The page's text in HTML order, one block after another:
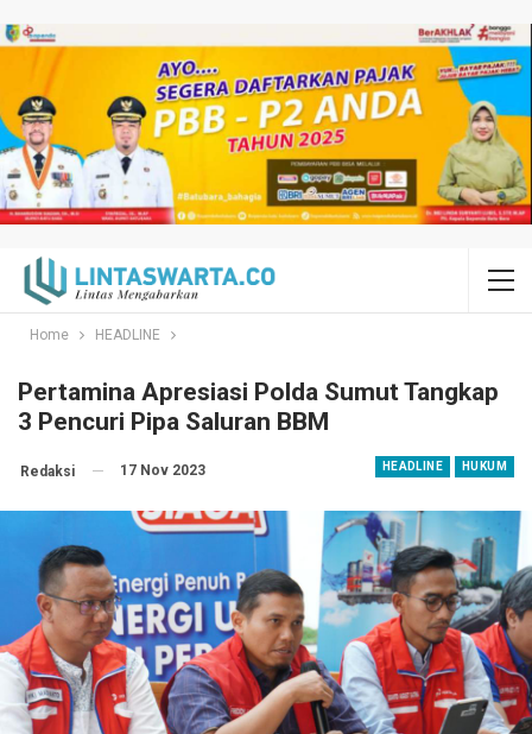
Home HEADLINE
Pertamina Apresiasi Polda Sumut Tangkap
3 Pencuri Pipa Saluran BBM
HEADLINE HUKUM
Redaksi 17 Nov 2023